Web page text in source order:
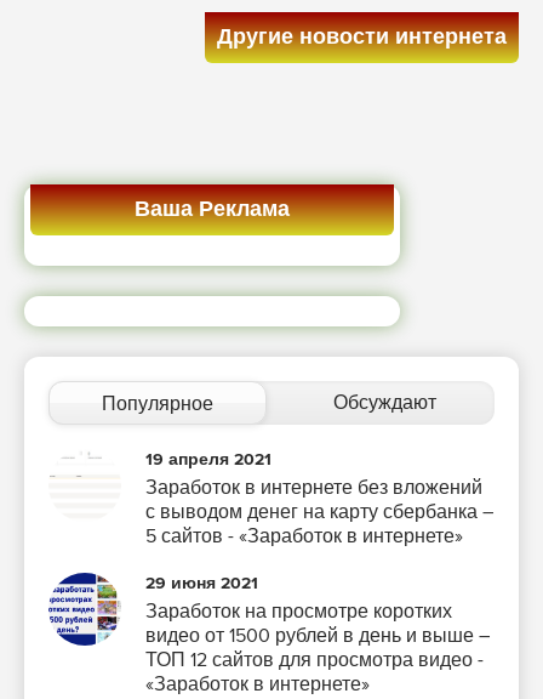
Другие новости интернета
Ваша Реклама
Популярное Обсуждают
19 апреля 2021
Заработок в интернете без вложений
с выводом денег на карту сбербанка –
5 сайтов - «Заработок в интернете»
29 июня 2021
Заработок на просмотре коротких
видео от 1500 рублей в день и выше –
ТОП 12 сайтов для просмотра видео -
«Заработок в интернете»